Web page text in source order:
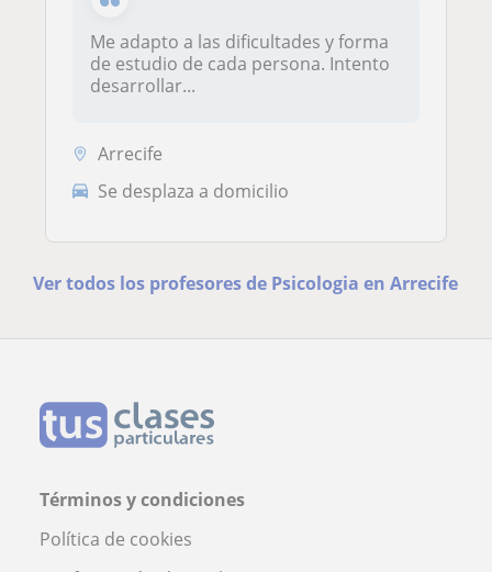
Me adapto a las dificultades y forma
de estudio de cada persona. Intento
desarrollar...
Arrecife
Se desplaza a domicilio
Ver todos los profesores de Psicologia en Arrecife
Términos y condiciones
Política de cookies